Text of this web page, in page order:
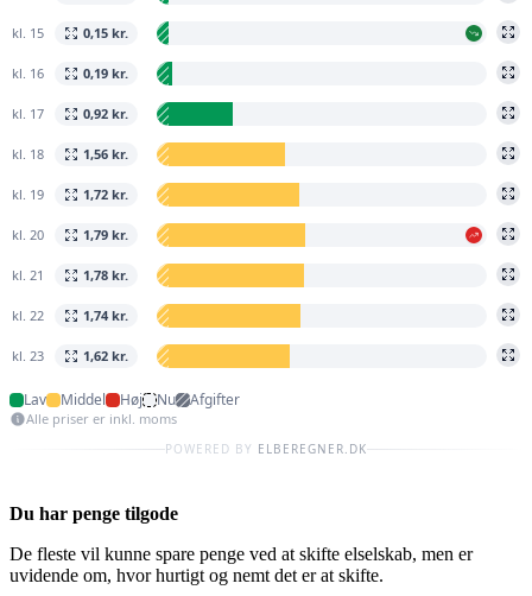
Du har penge tilgode
De fleste vil kunne spare penge ved at skifte elselskab, men er
uvidende om, hvor hurtigt og nemt det er at skifte.